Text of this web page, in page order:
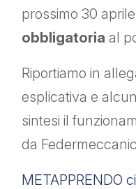
prossimo 30
obbligatoria al
Riportiamo in
esplicativa e
sintesi il
da
METAPPRENDO